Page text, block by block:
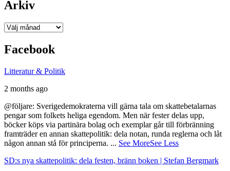
Arkiv
Arkiv
Facebook
Litteratur & Politik
2 months ago
@följare: Sverigedemokraterna vill gärna tala om skattebetalarnas
pengar som folkets heliga egendom. Men när fester delas upp,
böcker köps via partinära bolag och exemplar går till förbränning
framträder en annan skattepolitik: dela notan, runda reglerna och låt
någon annan stå för principerna. ... See MoreSee Less
SD:s nya skattepolitik: dela festen, bränn boken | Stefan Bergmark